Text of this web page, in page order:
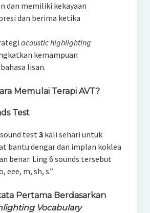
dan memiliki kekayaan
dan berima ketika
acoustic highlighting
kemampuan
lisan.
Memulai Terapi AVT?
Test
test3kali sehari untuk
bantu dengar dan implan koklea
benar. Ling 6 sounds tersebut
eee, m, sh, s.”
Pertama Berdasarkan
Vocabulary